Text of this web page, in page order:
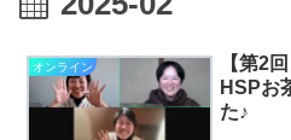
オンライン
【第2
HSPお
た♪